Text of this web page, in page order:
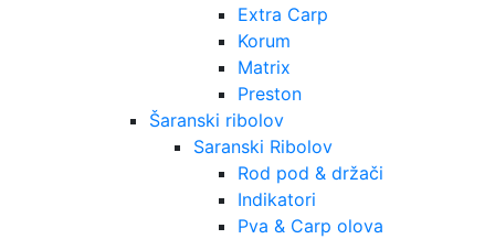
Extra Carp
Korum
Matrix
Preston
Šaranski ribolov
Saranski Ribolov
Rod pod & držači
Indikatori
Pva & Carp olova